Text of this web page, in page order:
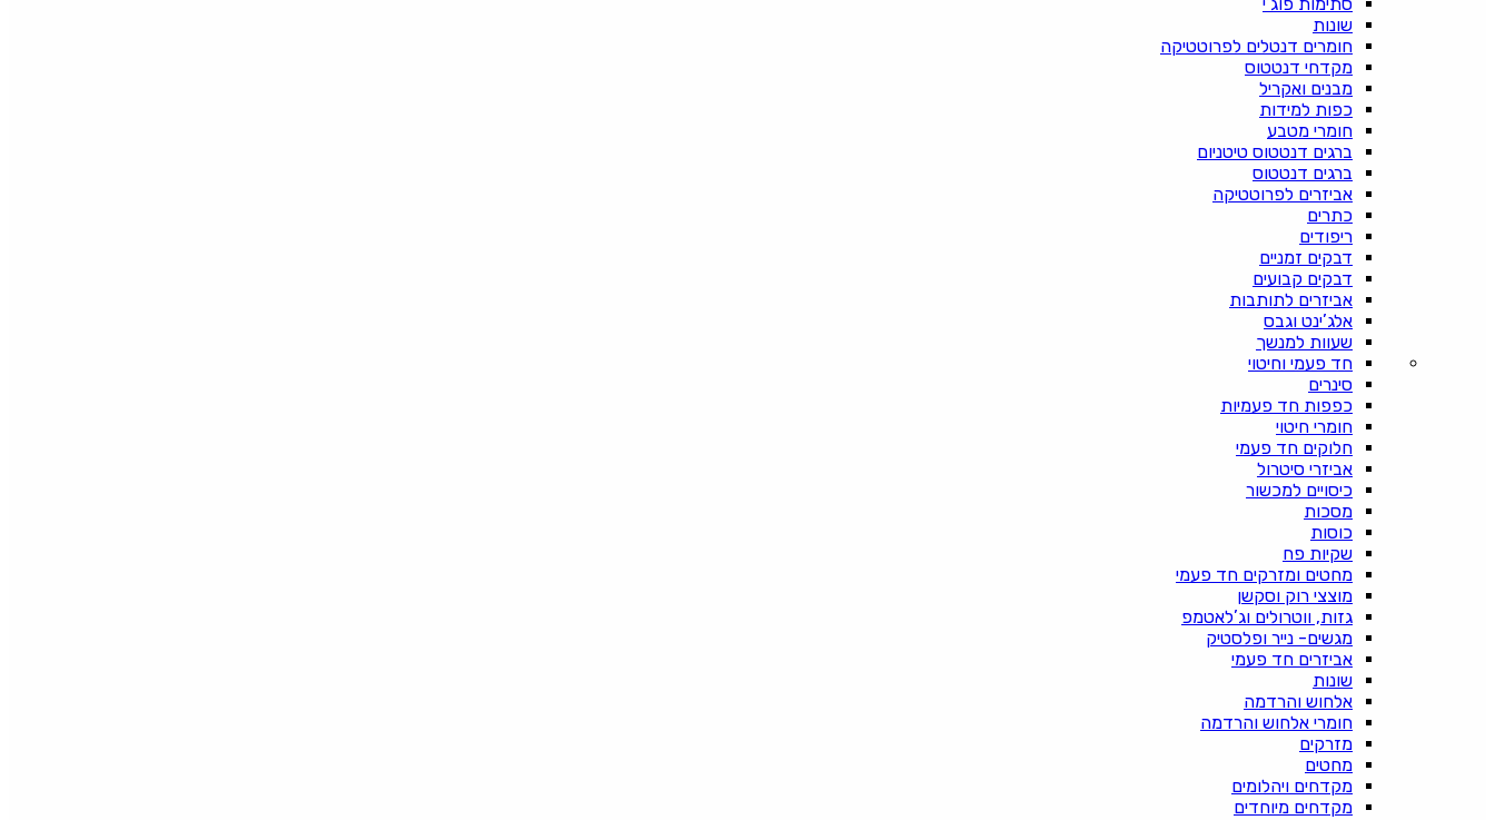
שונות
חומרים דנטלים לפרוטטיקה
מקדחי דנטטוס
מבנים ואקריל
כפות למידות
חומרי מטבע
ברגים דנטטוס טיטניום
ברגים דנטטוס
אביזרים לפרוטטיקה
כתרים
ריפודים
דבקים זמניים
דבקים קבועים
אביזרים לתותבות
אלג’ינט וגבס
שעוות למנשך
חד פעמי וחיטוי
סינרים
כפפות חד פעמיות
חומרי חיטוי
חלוקים חד פעמי
אביזרי סיטרול
כיסויים למכשור
מסכות
כוסות
שקיות פח
מחטים ומזרקים חד פעמי
מוצצי רוק וסקשן
גזות, ווטרולים וג’לאטמפ
מגשים- נייר ופלסטיק
אביזרים חד פעמי
שונות
אלחוש והרדמה
חומרי אלחוש והרדמה
מזרקים
מחטים
מקדחים ויהלומים
מקדחים מיוחדים